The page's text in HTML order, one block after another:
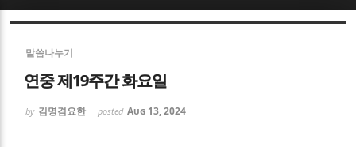
말씀나누기
연중 제19주간 화요일
by 김명겸요한 posted Aug 13, 2024
Sketchbook5, 스케치북5
Sketchbook5, 스케치북5